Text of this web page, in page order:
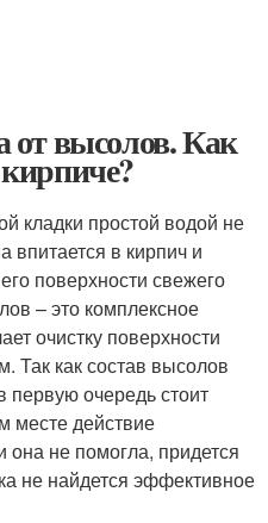
от высолов. Как
кладки простой водой не
впитается в кирпич и
поверхности свежего
– это комплексное
очистку поверхности
Так как состав высолов
первую очередь стоит
месте действие
не помогла, придется
не найдется эффективное